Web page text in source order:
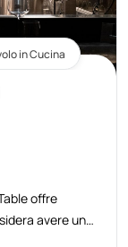
in Cucina
offre
avere un